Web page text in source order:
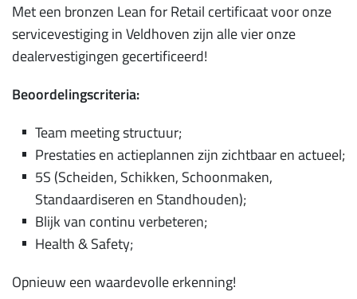
Met een bronzen Lean for Retail certificaat voor onze
servicevestiging in Veldhoven zijn alle vier onze
dealervestigingen gecertificeerd!
Beoordelingscriteria:
Team meeting structuur;
Prestaties en actieplannen zijn zichtbaar en actueel;
5S (Scheiden, Schikken, Schoonmaken,
Standaardiseren en Standhouden);
Blijk van continu verbeteren;
Health & Safety;
Opnieuw een waardevolle erkenning!